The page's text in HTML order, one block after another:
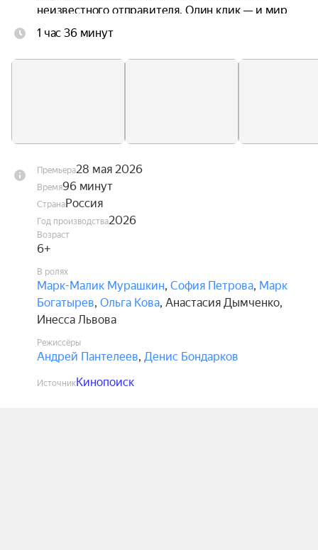
неизвестного отправителя. Один клик — и мир
замирает: застывшая в воздухе кофейная чашка,
прохожие и птицы.
фоне известных достопримечательностей и
разгадав загадки, они смогут пройти все уровни
игры и вернуть мир к жизни.
1 час 36 минут
Премьера28 мая 2026
Время96 минут
СтранаРоссия
Год производства2026
Возраст
6+
В ролях
Марк-Малик Мурашкин, София Петрова, Марк
Богатырев, Ольга Кова, Анастасия Дымченко,
Инесса Львова
Режиссёры
Андрей Пантелеев, Денис Бондарков
ИсточникКинопоиск